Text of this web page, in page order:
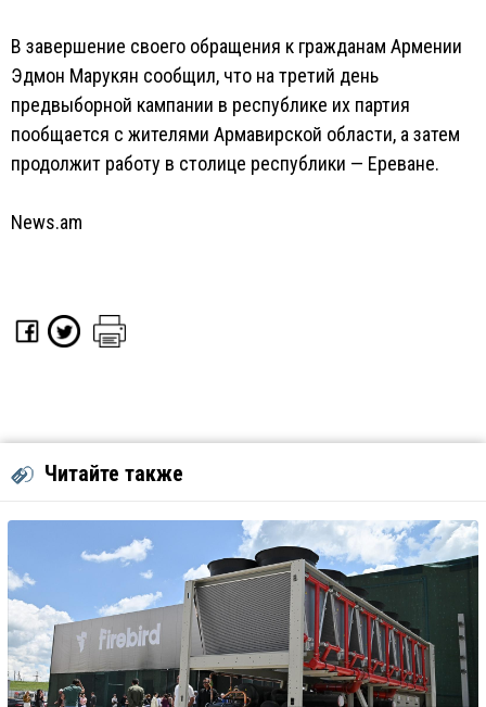
В завершение своего обращения к гражданам Армении
Эдмон Марукян сообщил, что на третий день
предвыборной кампании в республике их партия
пообщается с жителями Армавирской области, а затем
продолжит работу в столице республики — Ереване.
News.am
Читайте также